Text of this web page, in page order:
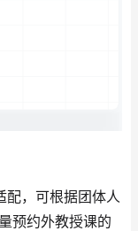
配，可根据团体人
预约外教授课的